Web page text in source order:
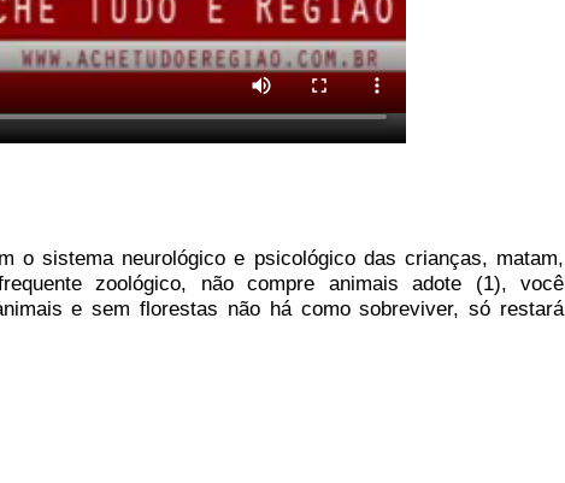
o sistema neurológico e psicológico das crianças, matam,
zoológico, não compre animais adote (1), você
e sem florestas não há como sobreviver, só restará